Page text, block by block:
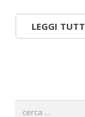
LEGGI